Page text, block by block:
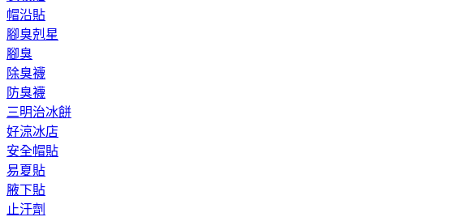
帽沿貼
腳臭剋星
腳臭
除臭襪
防臭襪
三明治冰餅
好涼冰店
安全帽貼
易夏貼
腋下貼
止汗劑